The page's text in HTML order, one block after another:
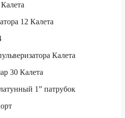
12 Калета
Калета
Калета
1” патрубок